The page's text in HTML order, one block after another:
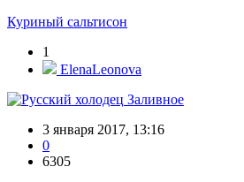
Куриный сальтисон
1
ElenaLeonova
Заливное
3 января 2017, 13:16
0
6305